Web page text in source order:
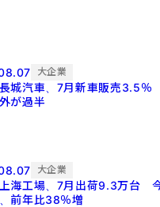
大企業
城汽車、7月新車販売3.5％
が過半
大企業
海工場、7月出荷9.3万台
前年比38％増